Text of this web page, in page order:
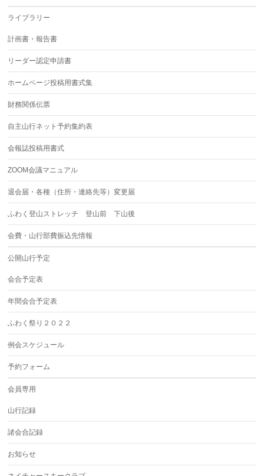
ライブラリー
計画書・報告書
リーダー認定申請書
ホームページ投稿用書式集
財務関係伝票
自主山行ネット予約集約表
会報誌投稿用書式
ZOOM会議マニュアル
退会届・各種（住所・連絡先等）変更届
ふわく登山ストレッチ 登山前 下山後
会費・山行部費振込先情報
公開山行予定
会合予定表
年間会合予定表
ふわく祭り２０２２
例会スケジュール
予約フォーム
会員専用
山行記録
諸会合記録
お知らせ